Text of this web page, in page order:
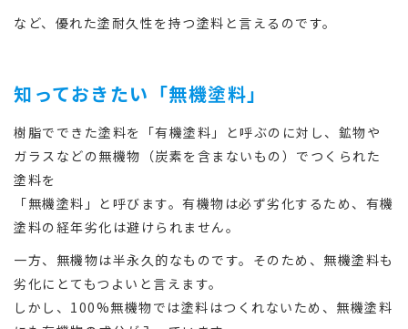
など、優れた塗耐久性を持つ塗料と言えるのです。
知っておきたい「無機塗料」
樹脂でできた塗料を「有機塗料」と呼ぶのに対し、鉱物や
ガラスなどの無機物（炭素を含まないもの）でつくられた
塗料を
「無機塗料」と呼びます。有機物は必ず劣化するため、有機
塗料の経年劣化は避けられません。
一方、無機物は半永久的なものです。そのため、無機塗料も
劣化にとてもつよいと言えます。
しかし、100%無機物では塗料はつくれないため、無機塗料